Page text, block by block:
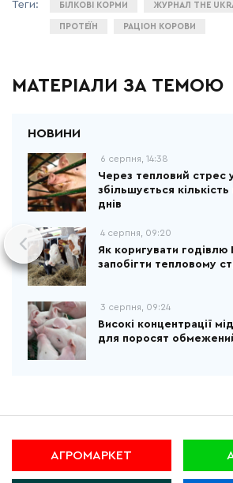
БІЛКОВІ КОРМИ ЖУРНАЛ THE
ПРОТЕЇН РАЦІОН КОРОВИ
МАТЕРІАЛИ ЗА ТЕМОЮ
6 серпня, 14:38
Через тепловий стрес
збільшується
днів
4 серпня, 09:20
Як коригувати
запобігти тепловому
3 серпня, 09:24
Високі концентрації
для поросят
АГРОМАРКЕТ